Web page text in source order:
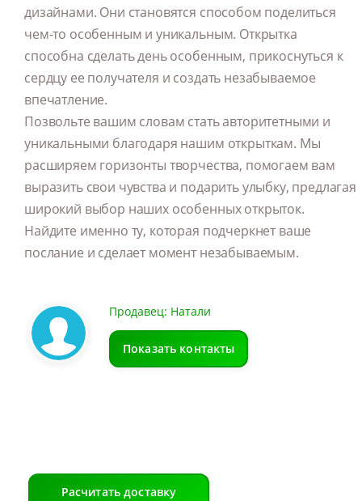
дизайнами. Они становятся способом поделиться
чем-то особенным и уникальным. Открытка
способна сделать день особенным, прикоснуться к
сердцу ее получателя и создать незабываемое
впечатление.
Позвольте вашим словам стать авторитетными и
уникальными благодаря нашим открыткам. Мы
расширяем горизонты творчества, помогаем вам
выразить свои чувства и подарить улыбку, предлагая
широкий выбор наших особенных открыток.
Найдите именно ту, которая подчеркнет ваше
послание и сделает момент незабываемым.
Продавец: Натали
Показать контакты
Расчитать доставку